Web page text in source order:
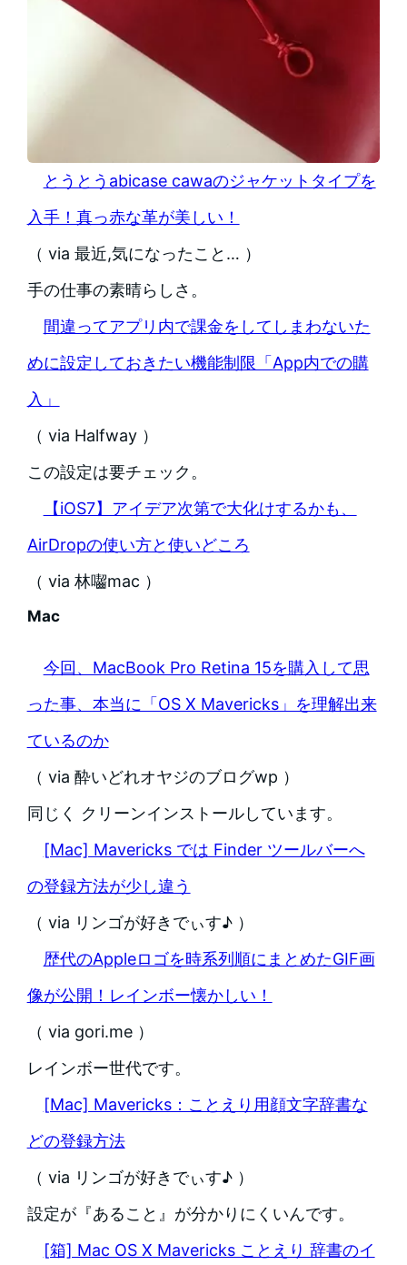
とうとうabicase cawaのジャケットタイプを
入手！真っ赤な革が美しい！
（ via 最近,気になったこと… ）
手の仕事の素晴らしさ。
間違ってアプリ内で課金をしてしまわないた
めに設定しておきたい機能制限「App内での購
入」
（ via Halfway ）
この設定は要チェック。
【iOS7】アイデア次第で大化けするかも、
AirDropの使い方と使いどころ
（ via 林囓mac ）
Mac
今回、MacBook Pro Retina 15を購入して思
った事、本当に「OS X Mavericks」を理解出来
ているのか
（ via 酔いどれオヤジのブログwp ）
同じく クリーンインストールしています。
[Mac] Mavericks では Finder ツールバーへ
の登録方法が少し違う
（ via リンゴが好きでぃす♪ ）
歴代のAppleロゴを時系列順にまとめたGIF画
像が公開！レインボー懐かしい！
（ via gori.me ）
レインボー世代です。
[Mac] Mavericks：ことえり用顔文字辞書な
どの登録方法
（ via リンゴが好きでぃす♪ ）
設定が『あること』が分かりにくいんです。
[箱] Mac OS X Mavericks ことえり 辞書のイ